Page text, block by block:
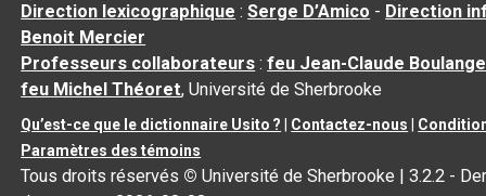
Direction lexicographique :Serge D’Amico - Direction
Benoit Mercier
Professeurs collaborateurs :feu Jean-Claude
feu Michel Théoret, Université de Sherbrooke
Qu’est-ce que le dictionnaire Usito ? Contactez-nous
Paramètres des témoins
Tous droits réservés © Université de Sherbrooke |3.2.2 -